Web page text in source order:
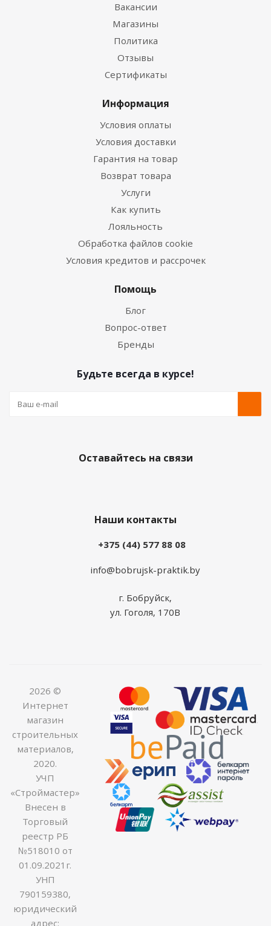
Вакансии
Магазины
Политика
Отзывы
Сертификаты
Информация
Условия оплаты
Условия доставки
Гарантия на товар
Возврат товара
Услуги
Как купить
Лояльность
Обработка файлов cookie
Условия кредитов и рассрочек
Помощь
Блог
Вопрос-ответ
Бренды
Будьте всегда в курсе!
Оставайтесь на связи
Наши контакты
+375 (44) 577 88 08
info@bobrujsk-praktik.by
г. Бобруйск,
ул. Гоголя, 170В
2026 ©
Интернет
магазин
строительных
материалов,
2020.
УЧП
«Строймастер»
Внесен в
Торговый
реестр РБ
№518010 от
01.09.2021г.
УНП
790159380,
юридический
адрес: